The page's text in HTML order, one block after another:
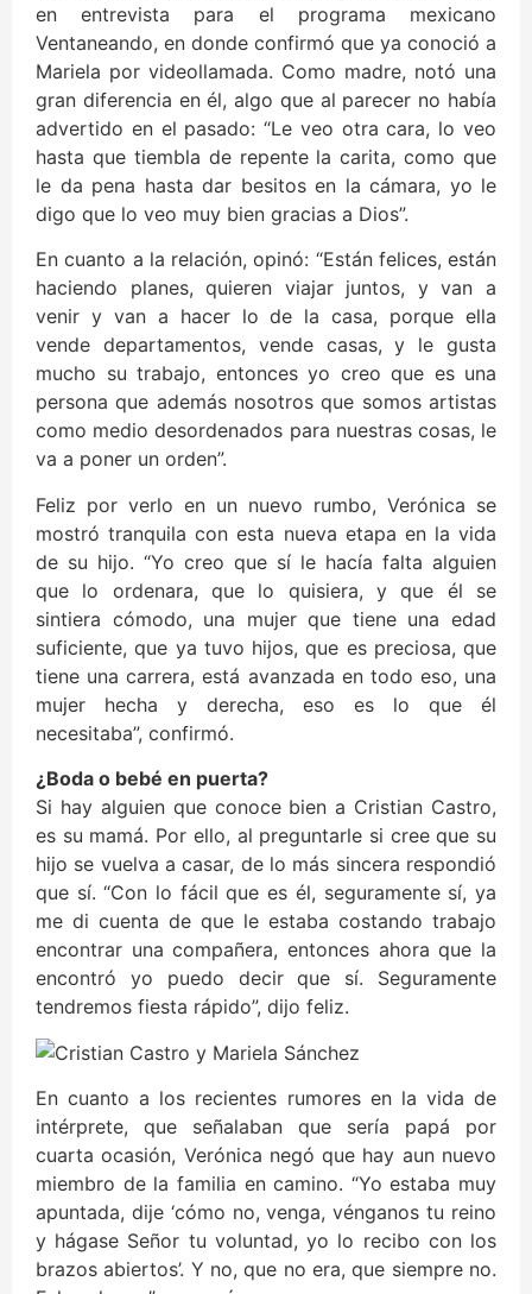
en entrevista para el programa mexicano
Ventaneando, en donde confirmó que ya conoció a
Mariela por videollamada. Como madre, notó una
gran diferencia en él, algo que al parecer no había
advertido en el pasado: “Le veo otra cara, lo veo
hasta que tiembla de repente la carita, como que
le da pena hasta dar besitos en la cámara, yo le
digo que lo veo muy bien gracias a Dios”.
En cuanto a la relación, opinó: “Están felices, están
haciendo planes, quieren viajar juntos, y van a
venir y van a hacer lo de la casa, porque ella
vende departamentos, vende casas, y le gusta
mucho su trabajo, entonces yo creo que es una
persona que además nosotros que somos artistas
como medio desordenados para nuestras cosas, le
va a poner un orden”.
Feliz por verlo en un nuevo rumbo, Verónica se
mostró tranquila con esta nueva etapa en la vida
de su hijo. “Yo creo que sí le hacía falta alguien
que lo ordenara, que lo quisiera, y que él se
sintiera cómodo, una mujer que tiene una edad
suficiente, que ya tuvo hijos, que es preciosa, que
tiene una carrera, está avanzada en todo eso, una
mujer hecha y derecha, eso es lo que él
necesitaba”, confirmó.
¿Boda o bebé en puerta?
Si hay alguien que conoce bien a Cristian Castro,
es su mamá. Por ello, al preguntarle si cree que su
hijo se vuelva a casar, de lo más sincera respondió
que sí. “Con lo fácil que es él, seguramente sí, ya
me di cuenta de que le estaba costando trabajo
encontrar una compañera, entonces ahora que la
encontró yo puedo decir que sí. Seguramente
tendremos fiesta rápido”, dijo feliz.
En cuanto a los recientes rumores en la vida de
intérprete, que señalaban que sería papá por
cuarta ocasión, Verónica negó que hay aun nuevo
miembro de la familia en camino. “Yo estaba muy
apuntada, dije ‘cómo no, venga, vénganos tu reino
y hágase Señor tu voluntad, yo lo recibo con los
brazos abiertos’. Y no, que no era, que siempre no.